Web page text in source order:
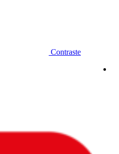
Contraste